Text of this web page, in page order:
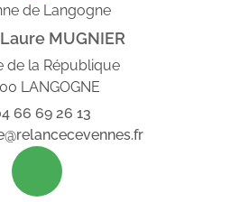
de Langogne
MUGNIER
de la République
LANGOGNE
66 69 26 13